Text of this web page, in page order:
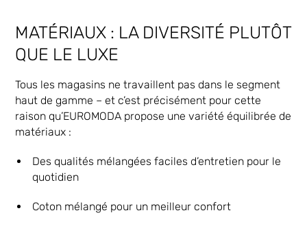
MATÉRIAUX : LA DIVERSITÉ PLUTÔT
QUE LE LUXE
Tous les magasins ne travaillent pas dans le segment
haut de gamme – et c’est précisément pour cette
raison qu’EUROMODA propose une variété équilibrée de
matériaux :
Des qualités mélangées faciles d’entretien pour le
quotidien
Coton mélangé pour un meilleur confort